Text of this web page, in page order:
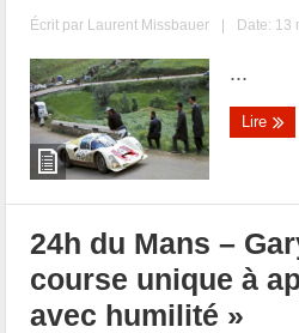
Écrit par Laurent Missbauer | Date: 13
...
Lire
24h du Mans –
course unique à
avec humilité »